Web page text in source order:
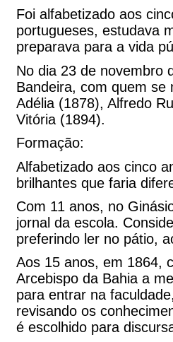
Foi alfabetizado aos
portugueses, estudava
preparava para a vida
No dia 23 de novembro
Bandeira, com quem se
Adélia (1878), Alfredo
Vitória (1894).
Formação:
Alfabetizado aos cinco
brilhantes que faria
Com 11 anos, no
jornal da escola.
preferindo ler no pátio,
Aos 15 anos, em 1864,
Arcebispo da Bahia a
para entrar na
revisando os
é escolhido para